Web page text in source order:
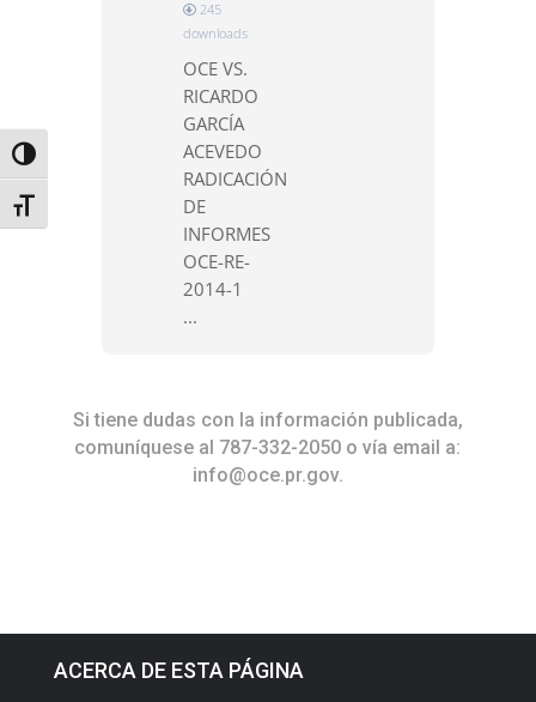
Toggle High Contrast
Toggle Font size
245
downloads
OCE VS.
RICARDO
GARCÍA
ACEVEDO
RADICACIÓN
DE
INFORMES
OCE-RE-
2014-1
...
Si tiene dudas con la información publicada,
comuníquese al 787-332-2050 o vía email a:
info@oce.pr.gov.
ACERCA DE ESTA PÁGINA